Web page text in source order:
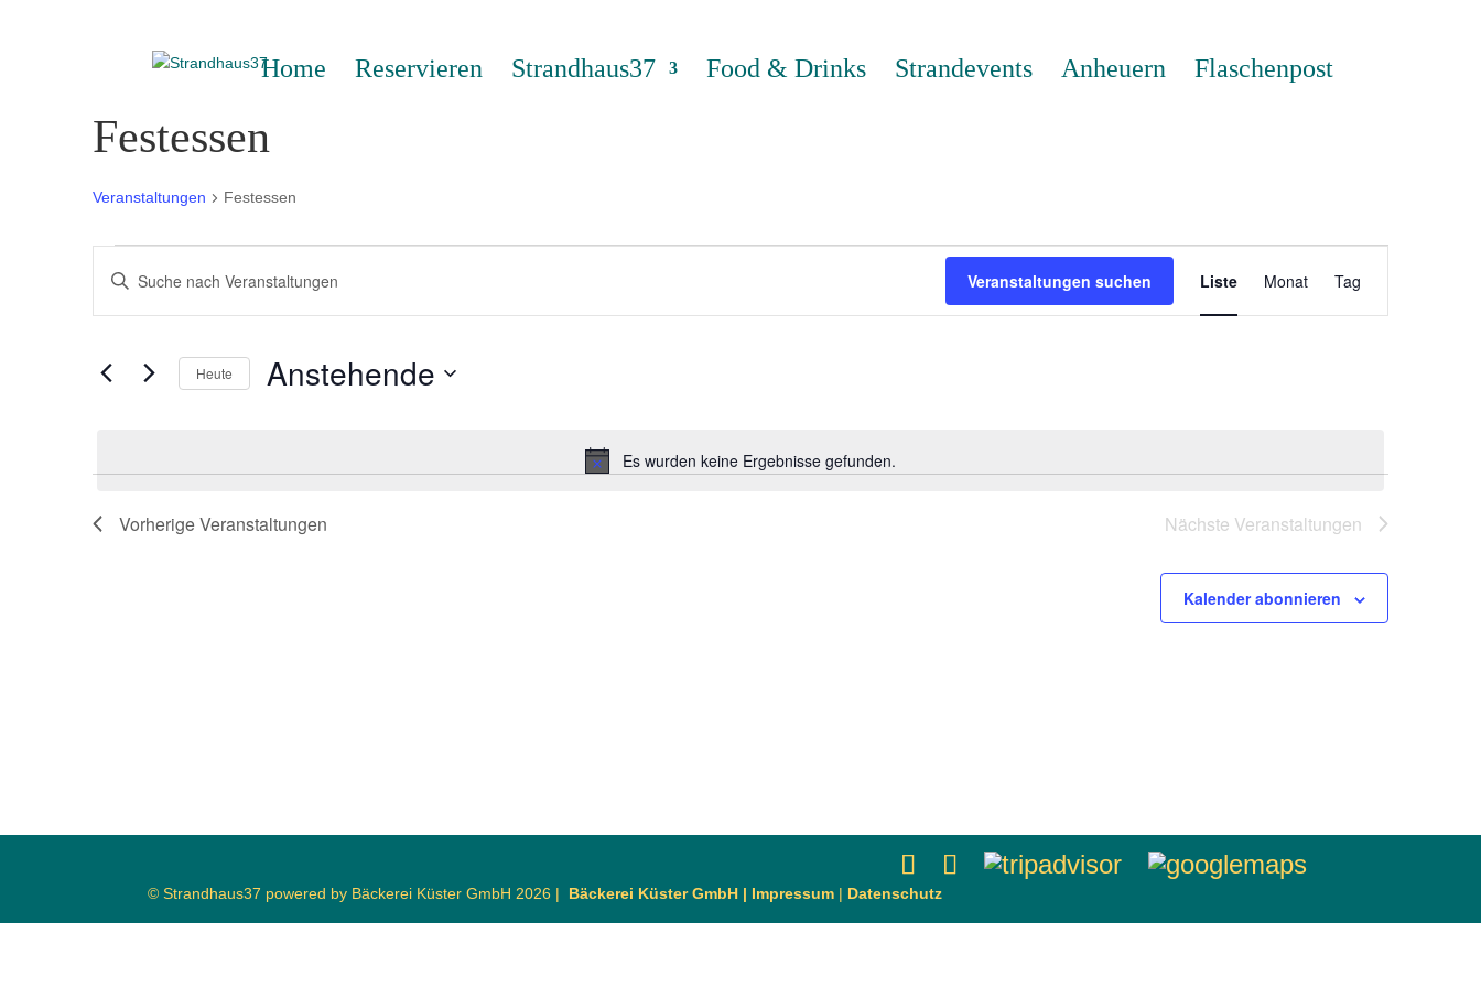
Home Reservieren Strandhaus37 Food & Drinks Strandevents Anheuern Flaschenpost
Festessen
Veranstaltungen Festessen
Veranstaltungen
Hinweis
Es wurden keine Ergebnisse gefunden.
Suche
und
Navigation
Bitte
eingeben.
nach
Veranstaltungen suchen
Ansichten-
Liste Monat Tag
Heute Anstehende
VorherigeVeranstaltungen Nächste Veranstaltungen
Kalender abonnieren
© Strandhaus37 powered by Bäckerei Küster GmbH 2026 | Bäckerei Küster GmbH | Impressum | Datenschutz